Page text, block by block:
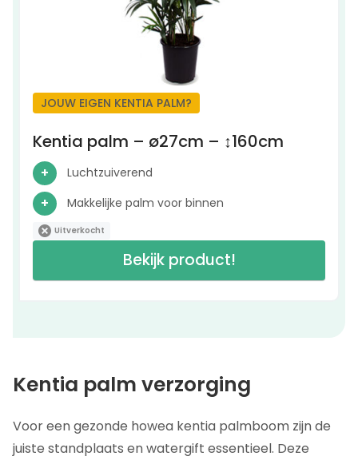
JOUW EIGEN KENTIA PALM?
Kentia palm – ø27cm – ↕160cm
Luchtzuiverend
Makkelijke palm voor binnen
Bekijk product!
Uitverkocht
Kentia palm verzorging
Voor een gezonde howea kentia palmboom zijn de
juiste standplaats en watergift essentieel. Deze